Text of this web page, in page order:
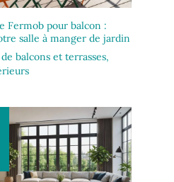
Fermob pour balcon :
salle à manger de jardin
balcons et terrasses,